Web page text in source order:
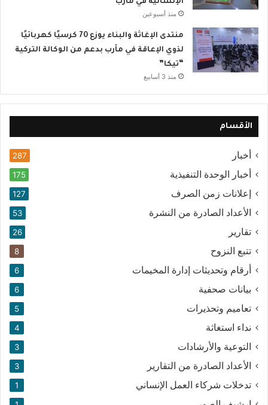
الإنسانية في مأرب
منذ أسبوعين
منتدى الإغاثة والبناء يوزع 70 كرسيًا كهربائيًا
لذوي الإعاقة في مأرب بدعم من الوكالة التركية
“تيكا”
منذ 3 أسابيع
الأقسام
أخبار 287
أخبار الوحدة التنفيذية 175
إعلانات زمن الصرف 127
الأعداد الصادرة من النشرة 53
تقارير 26
تتبع النزوح 8
أرقام وتحديثات إدارة المخيمات 6
بيانات صحفية 6
تعاميم وتحذيرات 5
نداء استغاثة 4
التوعية والأرشادات 3
الأعداد الصادرة من التقارير 3
تدخلات شركاء العمل الإنساني 1